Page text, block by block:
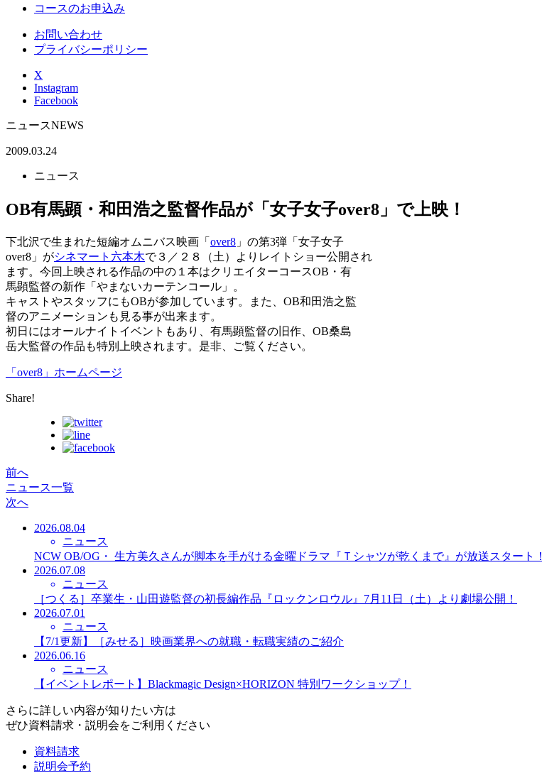
コースのお申込み
お問い合わせ
プライバシーポリシー
X
Instagram
Facebook
ニュースNEWS
2009.03.24
ニュース
OB有馬顕・和田浩之監督作品が「女子女子over8」で上映！
下北沢で生まれた短編オムニバス映画「 over8 」の第3弾「女子女子
over8」がシネマート六本木で３／２８（土）よりレイトショー公開され
ます。今回上映される作品の中の１本はクリエイターコースOB・有
馬顕監督の新作「やまないカーテンコール」。
キャストやスタッフにもOBが参加しています。また、OB和田浩之監
督のアニメーションも見る事が出来ます。
初日にはオールナイトイベントもあり、有馬顕監督の旧作、OB桑島
岳大監督の作品も特別上映されます。是非、ご覧ください。
「over8」ホームページ
Share!
前へ
ニュース一覧
次へ
2026.08.04
ニュース
NCW OB/OG・ 生方美久さんが脚本を手がける金曜ドラマ『Ｔシャツが乾くまで』が放送スタート！
2026.07.08
ニュース
［つくる］卒業生・山田遊監督の初長編作品『ロックンロウル』7月11日（土）より劇場公開！
2026.07.01
ニュース
【7/1更新】［みせる］映画業界への就職・転職実績のご紹介
2026.06.16
ニュース
【イベントレポート】Blackmagic Design×HORIZON 特別ワークショップ！
さらに詳しい内容が知りたい方は
ぜひ資料請求・説明会をご利用ください
資料請求
説明会予約